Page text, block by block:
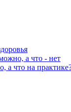
а что - нет
а что на